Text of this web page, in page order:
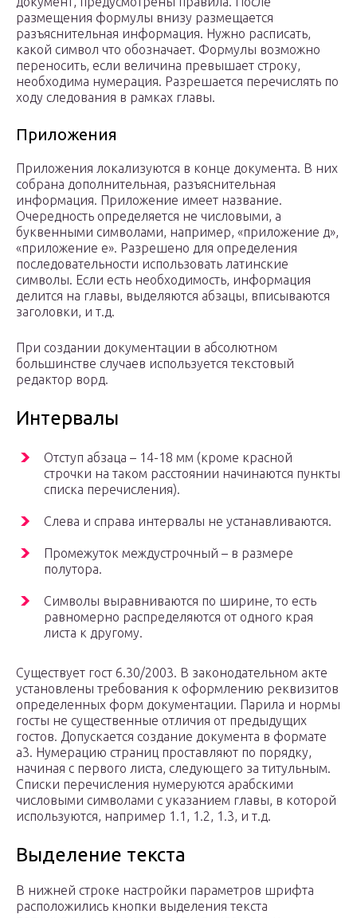
размещения формулы внизу размещается
разъяснительная информация. Нужно расписать,
какой символ что обозначает. Формулы возможно
переносить, если величина превышает строку,
необходима нумерация. Разрешается перечислять по
ходу следования в рамках главы.
Приложения
Приложения локализуются в конце документа. В них
собрана дополнительная, разъяснительная
информация. Приложение имеет название.
Очередность определяется не числовыми, а
буквенными символами, например, «приложение д»,
«приложение е». Разрешено для определения
последовательности использовать латинские
символы. Если есть необходимость, информация
делится на главы, выделяются абзацы, вписываются
заголовки, и т.д.
При создании документации в абсолютном
большинстве случаев используется текстовый
редактор ворд.
Интервалы
Отступ абзаца – 14-18 мм (кроме красной
строчки на таком расстоянии начинаются пункты
списка перечисления).
Слева и справа интервалы не устанавливаются.
Промежуток междустрочный – в размере
полутора.
Символы выравниваются по ширине, то есть
равномерно распределяются от одного края
листа к другому.
Существует гост 6.30/2003. В законодательном акте
установлены требования к оформлению реквизитов
определенных форм документации. Парила и нормы
госты не существенные отличия от предыдущих
гостов. Допускается создание документа в формате
а3. Нумерацию страниц проставляют по порядку,
начиная с первого листа, следующего за титульным.
Списки перечисления нумеруются арабскими
числовыми символами с указанием главы, в которой
используются, например 1.1, 1.2, 1.3, и т.д.
Выделение текста
В нижней строке настройки параметров шрифта
расположились кнопки выделения текста